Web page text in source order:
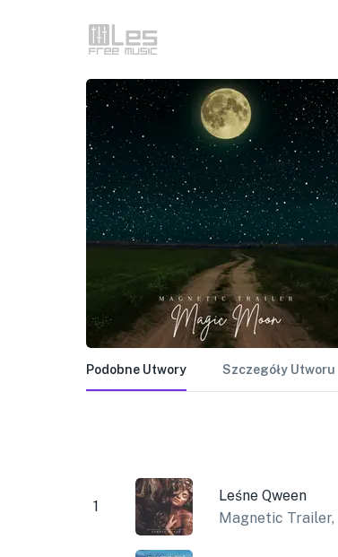
Podobne Utwory Szczegóły Utworu
1
Leśne Qween
Magnetic Trailer,